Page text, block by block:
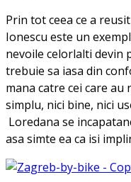
Prin tot ceea ce a
Ionescu este un
nevoile celorlalti devin
trebuie sa iasa din
mana catre cei care au
simplu, nici bine, nici
Loredana se
asa simte ea ca isi